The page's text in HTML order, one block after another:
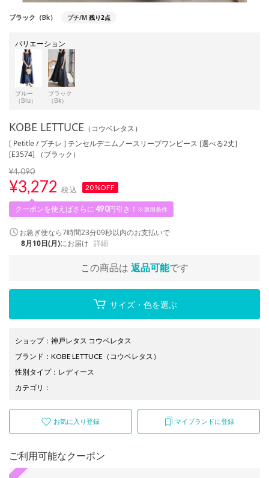
ブラック（Bk） プチ/M 残り2点
バリエーション
ブルー
（Blu）
ブラック
（Bk）
KOBE LETTUCE （コウベレタス）
[ Petitle / プチレ ] テンセルデニムノースリーブワンピース [選べる2丈]
[E3574] （ブラック）
¥4,090
¥3,272 税込 20%OFF
クーポンを使えばさらに 490円引き！ ※適用条件
お急ぎ便なら7時間23分08秒以内のお支払いで
8月10日(月)にお届け 詳細
この商品は 返品可能です
サイズ・色を選ぶ
ショップ： 神戸レタス コウベレタス
ブランド ： KOBE LETTUCE （コウベレタス）
性別タイプ： レディース
カテゴリ ：
お気に入り登録 マイブランドに登録
ご利用可能なクーポン